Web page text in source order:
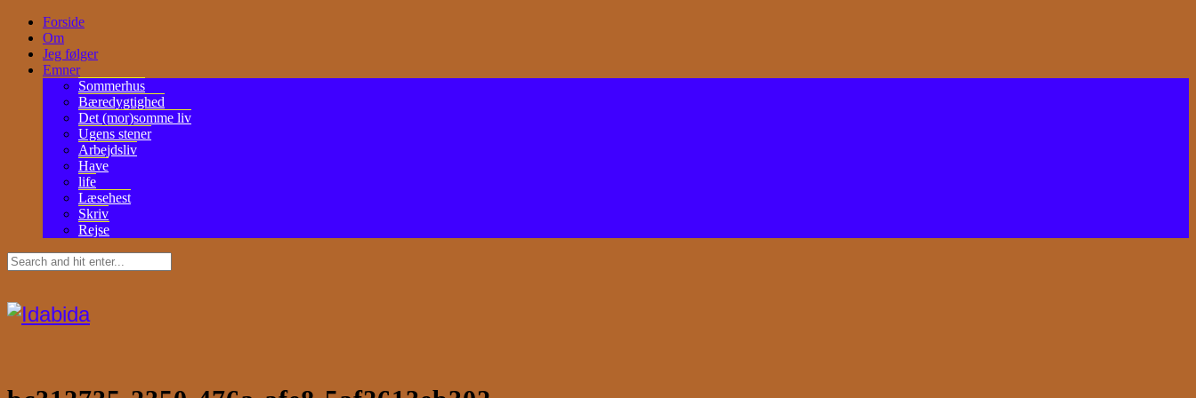
Forside
Om
Jeg følger
Emner
Sommerhus
Bæredygtighed
Det (mor)somme liv
Ugens stener
Arbejdsliv
Have
life
Læsehest
Skriv
Rejse